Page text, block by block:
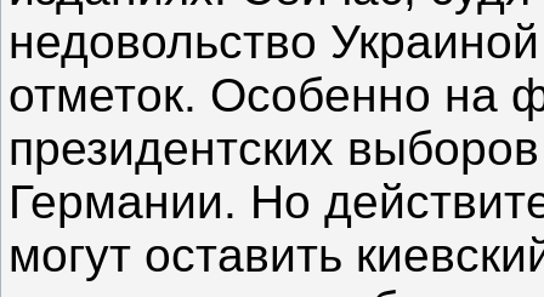
недовольство
отметок. Особенно на
президентских
Германии. Но
могут оставить